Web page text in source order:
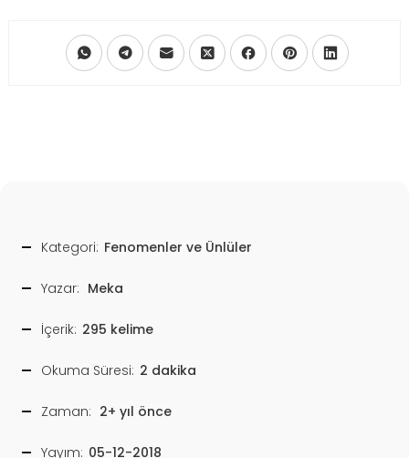
Kategori: Fenomenler ve Ünlüler
Yazar: Meka
İçerik: 295 kelime
Okuma Süresi: 2 dakika
Zaman: 2+ yıl önce
Yayım: 05-12-2018